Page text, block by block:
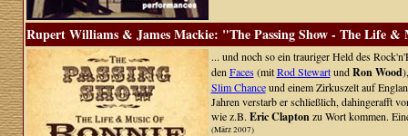
Rupert Williams & James Mackie: "The Passing Show - The Life &
... und noch so ein trauriger Held des
den Faces(mitRod StewartundRon Wood
Slim Chanceund einem Zirkuszelt auf
Jahren verstarb er schließlich, dahingerafft
wie z.B. Eric Clapton zu Wort kommen.
(März 2007)